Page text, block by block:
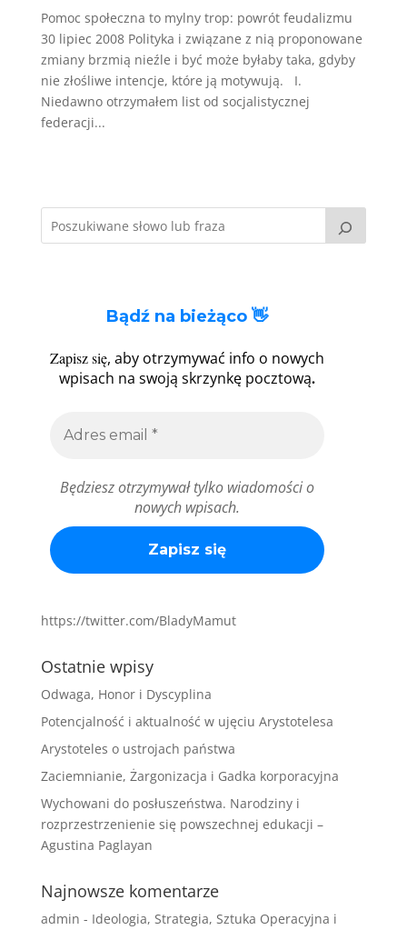
Pomoc społeczna to mylny trop: powrót feudalizmu
30 lipiec 2008 Polityka i związane z nią proponowane
zmiany brzmią nieźle i być może byłaby taka, gdyby
nie złośliwe intencje, które ją motywują. I.
Niedawno otrzymałem list od socjalistycznej
federacji...
Bądź na bieżąco 👋
Zapisz się, aby otrzymywać info o nowych
wpisach na swoją skrzynkę pocztową.
Będziesz otrzymywał tylko wiadomości o
nowych wpisach.
https://twitter.com/BladyMamut
Ostatnie wpisy
Odwaga, Honor i Dyscyplina
Potencjalność i aktualność w ujęciu Arystotelesa
Arystoteles o ustrojach państwa
Zaciemnianie, Żargonizacja i Gadka korporacyjna
Wychowani do posłuszeństwa. Narodziny i
rozprzestrzenienie się powszechnej edukacji –
Agustina Paglayan
Najnowsze komentarze
admin - Ideologia, Strategia, Sztuka Operacyjna i